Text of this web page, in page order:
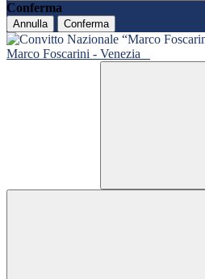
Conferma
Annulla Conferma
Marco Foscarini - Venezia